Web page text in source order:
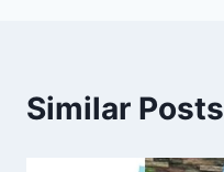
Similar Posts